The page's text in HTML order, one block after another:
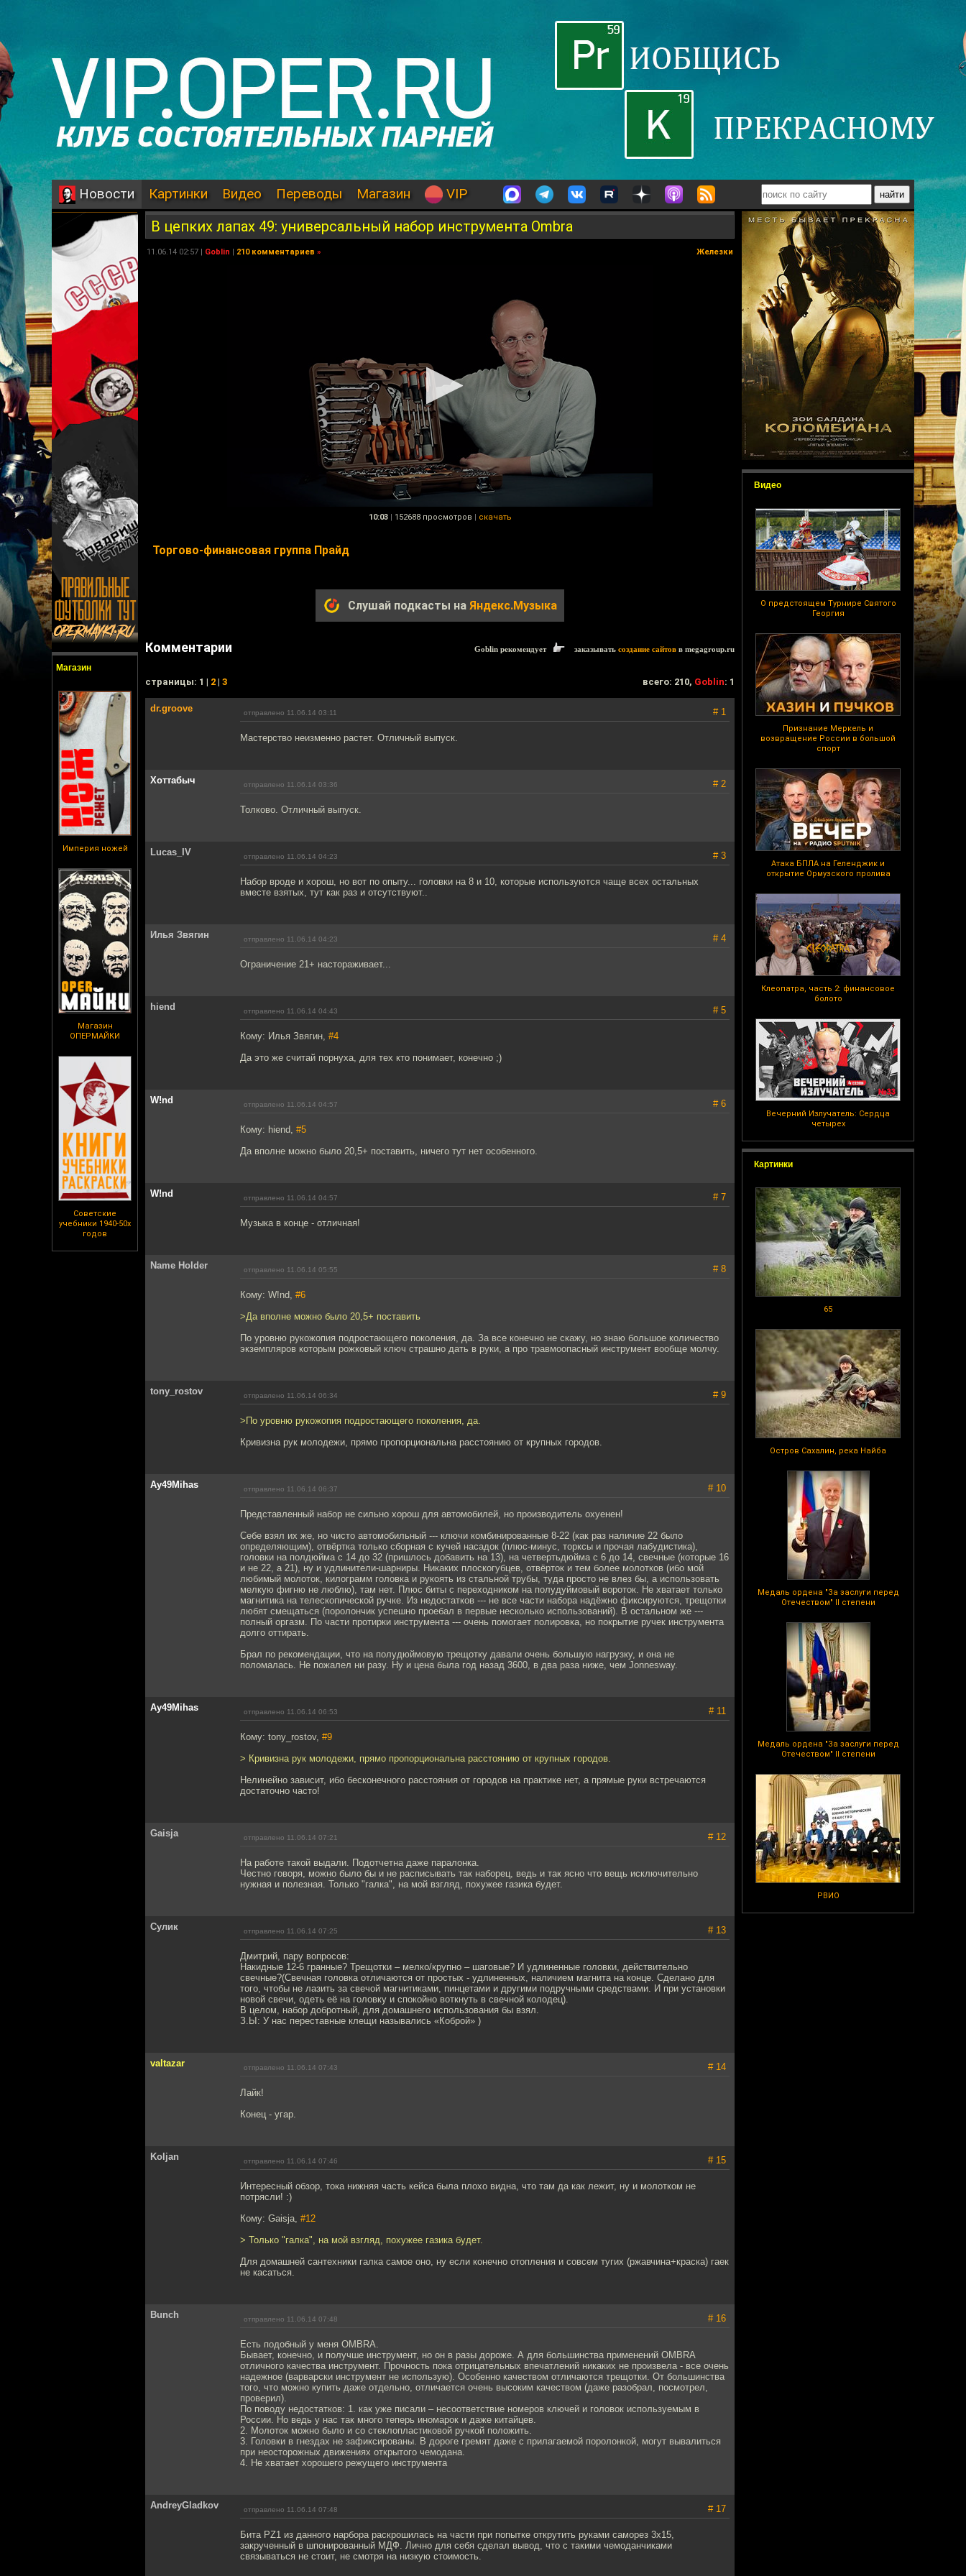
Новости Картинки Видео Переводы Магазин VIP
Магазин
Империя ножей
Магазин
ОПЕРМАЙКИ
Советские
учебники 1940-50х
годов
Видео
О предстоящем Турнире Святого
Георгия
Признание Меркель и
возвращение России в большой
спорт
Атака БПЛА на Геленджик и
открытие Ормузского пролива
Клеопатра, часть 2: финансовое
болото
Вечерний Излучатель: Сердца
четырех
Картинки
65
Остров Сахалин, река Найба
Медаль ордена "За заслуги перед
Отечеством" II степени
Медаль ордена "За заслуги перед
Отечеством" II степени
РВИО
В цепких лапах 49: универсальный набор инструмента Ombra
11.06.14 02:57 | Goblin | 210 комментариев » Железки
10:03 | 152688 просмотров | скачать
Торгово-финансовая группа Прайд
Слушай подкасты на Яндекс.Музыка
Комментарии Goblin рекомендует заказывать создание сайтов в megagroup.ru
cтраницы: 1 | 2 | 3 всего: 210, Goblin: 1
dr.groove отправлено 11.06.14 03:11 # 1
Мастерство неизменно растет. Отличный выпуск.
Хоттабыч отправлено 11.06.14 03:36 # 2
Толково. Отличный выпуск.
Lucas_IV отправлено 11.06.14 04:23 # 3
Набор вроде и хорош, но вот по опыту... головки на 8 и 10, которые используются чаще всех остальных
вместе взятых, тут как раз и отсутствуют..
Илья Звягин отправлено 11.06.14 04:23 # 4
Ограничение 21+ настораживает...
hiend отправлено 11.06.14 04:43 # 5
Кому: Илья Звягин, #4
Да это же считай порнуха, для тех кто понимает, конечно ;)
W!nd отправлено 11.06.14 04:57 # 6
Кому: hiend, #5
Да вполне можно было 20,5+ поставить, ничего тут нет особенного.
W!nd отправлено 11.06.14 04:57 # 7
Музыка в конце - отличная!
Name Holder отправлено 11.06.14 05:55 # 8
Кому: W!nd, #6
>Да вполне можно было 20,5+ поставить
По уровню рукожопия подростающего поколения, да. За все конечно не скажу, но знаю большое количество
экземпляров которым рожковый ключ страшно дать в руки, а про травмоопасный инструмент вообще молчу.
tony_rostov отправлено 11.06.14 06:34 # 9
>По уровню рукожопия подростающего поколения, да.
Кривизна рук молодежи, прямо пропорциональна расстоянию от крупных городов.
Ay49Mihas отправлено 11.06.14 06:37 # 10
Представленный набор не сильно хорош для автомобилей, но производитель охуенен!
Себе взял их же, но чисто автомобильный --- ключи комбинированные 8-22 (как раз наличие 22 было
определяющим), отвёртка только сборная с кучей насадок (плюс-минус, торксы и прочая лабудистика),
головки на полдюйма с 14 до 32 (пришлось добавить на 13), на четвертьдюйма с 6 до 14, свечные (которые 16
и не 22, а 21), ну и удлинители-шарниры. Никаких плоскогубцев, отвёрток и тем более молотков (ибо мой
любимый молоток, килограмм головка и рукоять из стальной трубы, туда просто не влез бы, а использовать
мелкую фигню не люблю), там нет. Плюс биты с переходником на полудуймовый вороток. Не хватает только
магнитика на телескопической ручке. Из недостатков --- не все части набора надёжно фиксируются, трещотки
любят смещаться (поролончик успешно проебал в первые несколько использований). В остальном же ---
полный оргазм. По части протирки инструмента --- очень помогает полировка, но покрытие ручек инструмента
долго оттирать.
Брал по рекомендации, что на полудюймовую трещотку давали очень большую нагрузку, и она не
поломалась. Не пожалел ни разу. Ну и цена была год назад 3600, в два раза ниже, чем Jonnesway.
Ay49Mihas отправлено 11.06.14 06:53 # 11
Кому: tony_rostov, #9
> Кривизна рук молодежи, прямо пропорциональна расстоянию от крупных городов.
Нелинейно зависит, ибо бесконечного расстояния от городов на практике нет, а прямые руки встречаются
достаточно часто!
Gaisja отправлено 11.06.14 07:21 # 12
На работе такой выдали. Подотчетна даже паралонка.
Честно говоря, можно было бы и не расписывать так наборец, ведь и так ясно что вещь исключительно
нужная и полезная. Только "галка", на мой взгляд, похужее газика будет.
Сулик отправлено 11.06.14 07:25 # 13
Дмитрий, пару вопросов:
Накидные 12-6 гранные? Трещотки – мелко/крупно – шаговые? И удлиненные головки, действительно
свечные?(Свечная головка отличаются от простых - удлиненных, наличием магнита на конце. Сделано для
того, чтобы не лазить за свечой магнитиками, пинцетами и другими подручными средствами. И при установки
новой свечи, одеть её на головку и спокойно воткнуть в свечной колодец).
В целом, набор добротный, для домашнего использования бы взял.
З.Ы: У нас переставные клещи назывались «Коброй» )
valtazar отправлено 11.06.14 07:43 # 14
Лайк!
Конец - угар.
Koljan отправлено 11.06.14 07:46 # 15
Интересный обзор, тока нижняя часть кейса была плохо видна, что там да как лежит, ну и молотком не
потрясли! :)
Кому: Gaisja, #12
> Только "галка", на мой взгляд, похужее газика будет.
Для домашней сантехники галка самое оно, ну если конечно отопления и совсем тугих (ржавчина+краска) гаек
не касаться.
Bunch отправлено 11.06.14 07:48 # 16
Есть подобный у меня OMBRA.
Бывает, конечно, и получше инструмент, но он в разы дороже. А для большинства применений OMBRA
отличного качества инструмент. Прочность пока отрицательных впечатлений никаких не произвела - все очень
надежное (варварски инструмент не использую). Особенно качеством отличаются трещотки. От большинства
того, что можно купить даже отдельно, отличается очень высоким качеством (даже разобрал, посмотрел,
проверил).
По поводу недостатков: 1. как уже писали – несоответствие номеров ключей и головок используемым в
России. Но ведь у нас так много теперь иномарок и даже китайцев.
2. Молоток можно было и со стеклопластиковой ручкой положить.
3. Головки в гнездах не зафиксированы. В дороге гремят даже с прилагаемой поролонкой, могут вывалиться
при неосторожных движениях открытого чемодана.
4. Не хватает хорошего режущего инструмента
AndreyGladkov отправлено 11.06.14 07:48 # 17
Бита PZ1 из данного нарбора раскрошилась на части при попытке открутить руками саморез 3х15,
закрученный в шпонированный МДФ. Лично для себя сделал вывод, что с такими чемоданчиками
связываться не стоит, не смотря на низкую стоимость.